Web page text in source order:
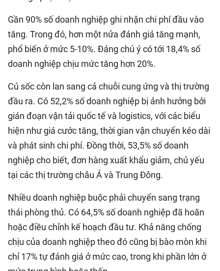
Gần 90% số doanh nghiệp ghi nhận chi phí đầu vào
tăng. Trong đó, hơn một nửa đánh giá tăng mạnh,
phổ biến ở mức 5-10%. Đáng chú ý có tới 18,4% số
doanh nghiệp chịu mức tăng hơn 20%.
Cú sốc còn lan sang cả chuỗi cung ứng và thị trường
đầu ra. Có 52,2% số doanh nghiệp bị ảnh hưởng bởi
gián đoạn vận tải quốc tế và logistics, với các biểu
hiện như giá cước tăng, thời gian vận chuyển kéo dài
và phát sinh chi phí. Đồng thời, 53,5% số doanh
nghiệp cho biết, đơn hàng xuất khẩu giảm, chủ yếu
tại các thị trường châu Á và Trung Đông.
Nhiều doanh nghiệp buộc phải chuyển sang trạng
thái phòng thủ. Có 64,5% số doanh nghiệp đã hoãn
hoặc điều chỉnh kế hoạch đầu tư. Khả năng chống
chịu của doanh nghiệp theo đó cũng bị bào mòn khi
chỉ 17% tự đánh giá ở mức cao, trong khi phần lớn ở